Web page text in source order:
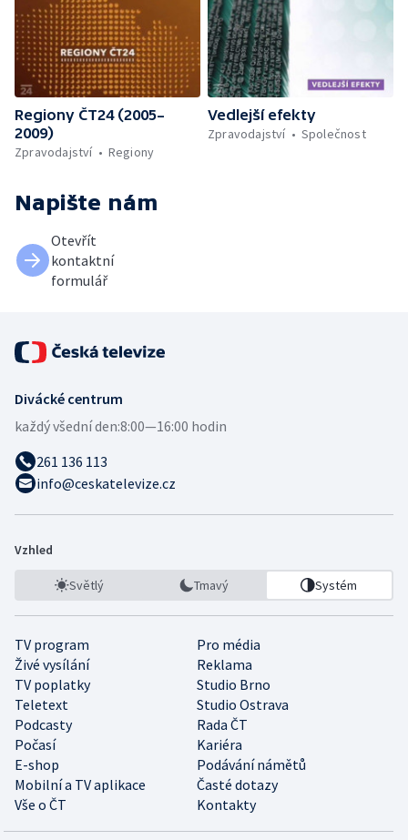
Regiony ČT24 (2005–
2009)
Zpravodajství
Regiony
Vedlejší efekty
Zpravodajství
Společnost
Napište nám
Otevřít
kontaktní
formulář
Divácké centrum
každý všední den:8:00—16:00 hodin
261 136 113
info@ceskatelevize.cz
Vzhled
Světlý Tmavý Systém
TV program
Pro média
Živé vysílání
Reklama
TV poplatky
Studio Brno
Teletext
Studio Ostrava
Podcasty
Rada ČT
Počasí
Kariéra
E-shop
Podávání námětů
Mobilní a TV aplikace
Časté dotazy
Vše o ČT
Kontakty